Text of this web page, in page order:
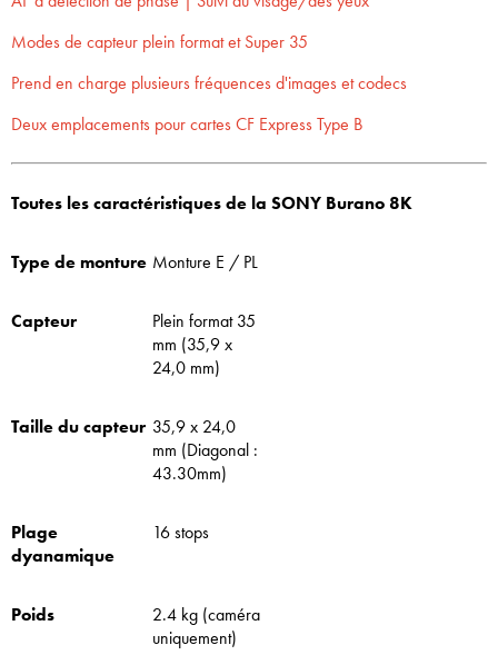
Modes de capteur plein format et Super 35
Prend en charge plusieurs fréquences d'images et codecs
Deux emplacements pour cartes CF Express Type B
Toutes les caractéristiques de la SONY Burano 8K
Type de monture Monture E / PL
Capteur
Plein format 35
mm (35,9 x
24,0 mm)
Taille du capteur 35,9 x 24,0
mm (Diagonal :
43.30mm)
Plage
dyanamique
16 stops
Poids
2.4 kg (caméra
uniquement)